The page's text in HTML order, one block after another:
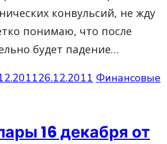
конвульсий, не жду
понимаю, что после
будет падение…
26.12.2011 Финансовые
16 декабря от